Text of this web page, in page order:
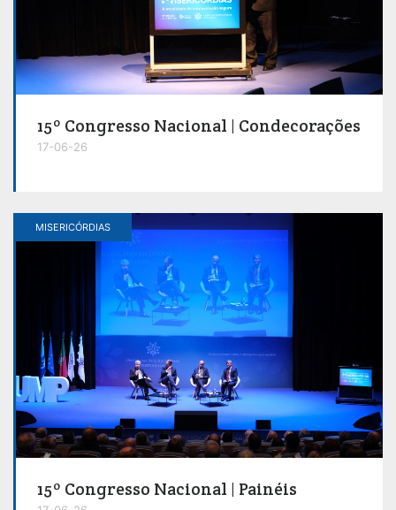
15º Congresso Nacional | Condecorações
17-06-26
MISERICÓRDIAS
15º Congresso Nacional | Painéis